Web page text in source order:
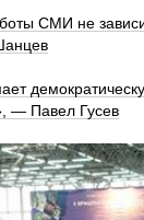
СМИ не
— Павел Гусев